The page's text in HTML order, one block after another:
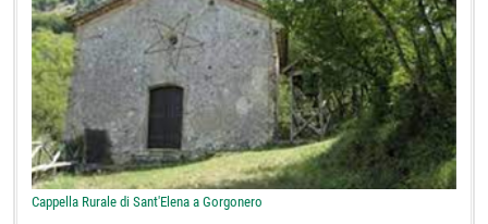
Cappella Rurale di Sant'Elena a Gorgonero